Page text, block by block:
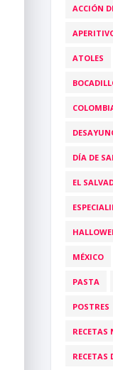
ACCIÓN
ATOLES
DÍA DE
EL
MÉXICO
PASTA
POSTRES
RECETAS
RECETAS